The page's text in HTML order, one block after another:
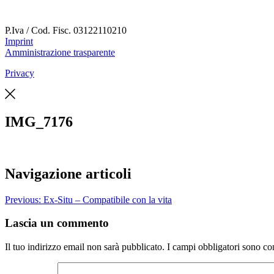
P.Iva / Cod. Fisc. 03122110210
Imprint
Amministrazione trasparente
Privacy
IMG_7176
Navigazione articoli
Previous: Ex-Situ – Compatibile con la vita
Lascia un commento
Il tuo indirizzo email non sarà pubblicato. I campi obbligatori sono